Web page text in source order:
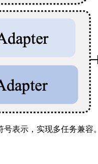
表示，实现多任务兼容。